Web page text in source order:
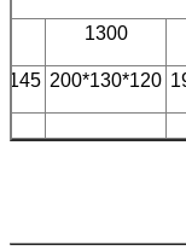
1300
120*130*200
145*150*200